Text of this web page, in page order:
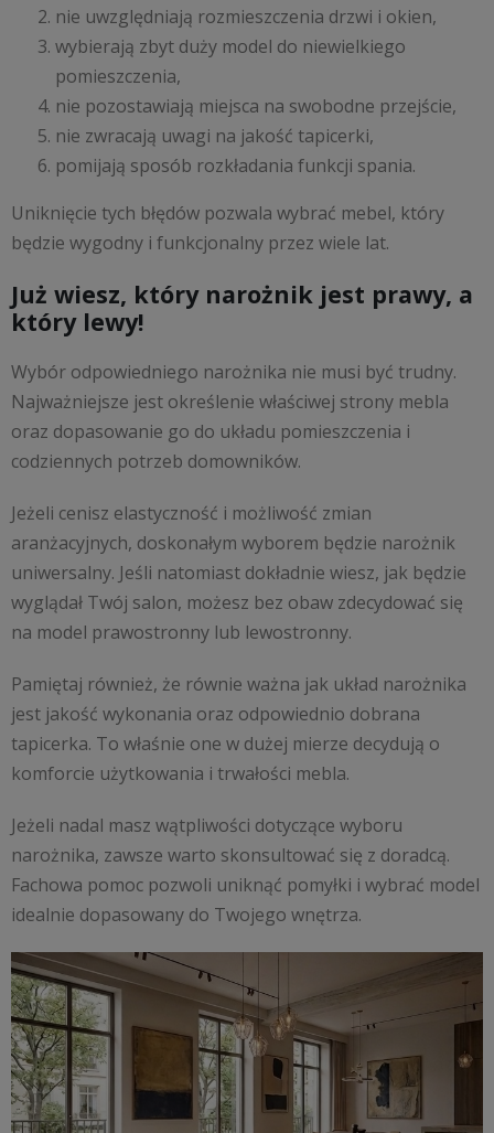
nie uwzględniają rozmieszczenia drzwi i okien,
wybierają zbyt duży model do niewielkiego
pomieszczenia,
nie pozostawiają miejsca na swobodne przejście,
nie zwracają uwagi na jakość tapicerki,
pomijają sposób rozkładania funkcji spania.
Uniknięcie tych błędów pozwala wybrać mebel, który
będzie wygodny i funkcjonalny przez wiele lat.
Już wiesz, który narożnik jest prawy, a
który lewy!
Wybór odpowiedniego narożnika nie musi być trudny.
Najważniejsze jest określenie właściwej strony mebla
oraz dopasowanie go do układu pomieszczenia i
codziennych potrzeb domowników.
Jeżeli cenisz elastyczność i możliwość zmian
aranżacyjnych, doskonałym wyborem będzie narożnik
uniwersalny. Jeśli natomiast dokładnie wiesz, jak będzie
wyglądał Twój salon, możesz bez obaw zdecydować się
na model prawostronny lub lewostronny.
Pamiętaj również, że równie ważna jak układ narożnika
jest jakość wykonania oraz odpowiednio dobrana
tapicerka. To właśnie one w dużej mierze decydują o
komforcie użytkowania i trwałości mebla.
Jeżeli nadal masz wątpliwości dotyczące wyboru
narożnika, zawsze warto skonsultować się z doradcą.
Fachowa pomoc pozwoli uniknąć pomyłki i wybrać model
idealnie dopasowany do Twojego wnętrza.